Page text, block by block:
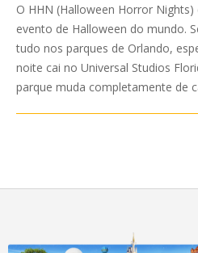
25
O HHN (Halloween Horror
evento de Halloween do mundo.
tudo nos parques de Orlando,
noite cai no Universal Studios
parque muda completamente de